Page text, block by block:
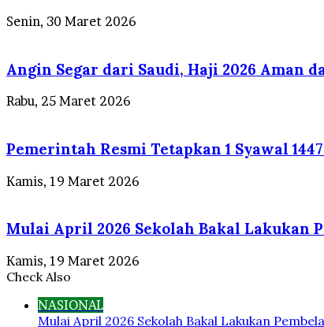
Senin, 30 Maret 2026
Angin Segar dari Saudi, Haji 2026 Aman
Rabu, 25 Maret 2026
Pemerintah Resmi Tetapkan 1 Syawal
Kamis, 19 Maret 2026
Mulai April 2026 Sekolah Bakal Lakukan
Kamis, 19 Maret 2026
Check Also
NASIONAL
Mulai April 2026 Sekolah Bakal Lakukan